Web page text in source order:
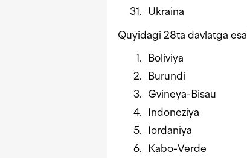
Ukraina
Quyidagi 28ta davlatga esa
Boliviya
Burundi
Gvineya-Bisau
Indoneziya
Iordaniya
Kabo-Verde